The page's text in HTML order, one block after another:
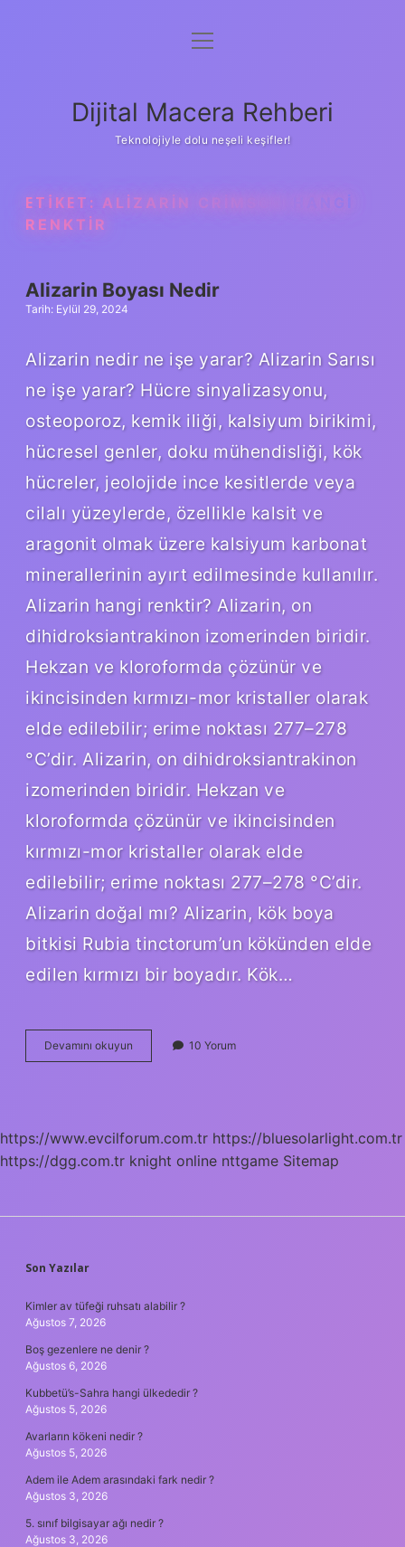
Anasayfa
Yasal Uyarı
menüyü
Dijital Macera Rehberi
Teknolojiyle dolu neşeli keşifler!
ETIKET: ALIZARIN CRIMSON HANGI
RENKTIR
Alizarin Boyası Nedir
Tarih: Eylül 29, 2024
Alizarin nedir ne işe yarar? Alizarin Sarısı
ne işe yarar? Hücre sinyalizasyonu,
osteoporoz, kemik iliği, kalsiyum birikimi,
hücresel genler, doku mühendisliği, kök
hücreler, jeolojide ince kesitlerde veya
cilalı yüzeylerde, özellikle kalsit ve
aragonit olmak üzere kalsiyum karbonat
minerallerinin ayırt edilmesinde kullanılır.
Alizarin hangi renktir? Alizarin, on
dihidroksiantrakinon izomerinden biridir.
Hekzan ve kloroformda çözünür ve
ikincisinden kırmızı-mor kristaller olarak
elde edilebilir; erime noktası 277–278
°C’dir. Alizarin, on dihidroksiantrakinon
izomerinden biridir. Hekzan ve
kloroformda çözünür ve ikincisinden
kırmızı-mor kristaller olarak elde
edilebilir; erime noktası 277–278 °C’dir.
Alizarin doğal mı? Alizarin, kök boya
bitkisi Rubia tinctorum’un kökünden elde
edilen kırmızı bir boyadır. Kök…
Devamını okuyun
Boyası
10 Yorum
https://www.evcilforum.com.tr https://bluesolarlight.com.tr
https://dgg.com.tr knight online nttgame Sitemap
SIDEBAR
Son Yazılar
Kimler av tüfeği ruhsatı alabilir ?
Ağustos 7, 2026
Boş gezenlere ne denir ?
Ağustos 6, 2026
Kubbetü’s-Sahra hangi ülkededir ?
Ağustos 5, 2026
Avarların kökeni nedir ?
Ağustos 5, 2026
Adem ile Adem arasındaki fark nedir ?
Ağustos 3, 2026
5. sınıf bilgisayar ağı nedir ?
Ağustos 3, 2026